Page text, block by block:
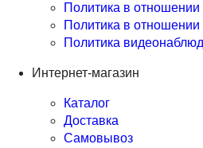
Политика в
Политика в отношении
Политика
Интернет-магазин
Каталог
Доставка
Самовывоз